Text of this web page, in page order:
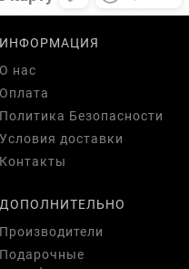
ИНФОРМАЦИЯ
О нас
Оплата
Политика Безопасности
Условия доставки
Контакты
ДОПОЛНИТЕЛЬНО
Производители
Подарочные